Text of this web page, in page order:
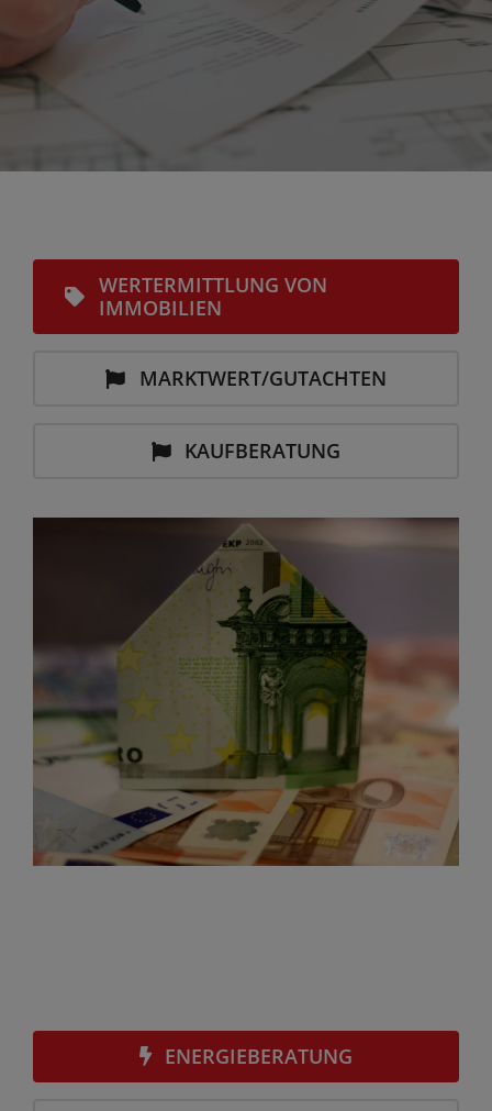
WERTERMITTLUNG VON
IMMOBILIEN
MARKTWERT/GUTACHTEN
KAUFBERATUNG
ENERGIEBERATUNG